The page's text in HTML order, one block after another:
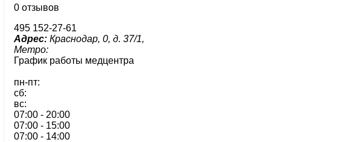
0 отзывов
495 152-27-61
Адрес: Краснодар, 0, д. 37/1,
Метро:
График работы медцентра
пн-пт:
сб:
вс:
07:00 - 20:00
07:00 - 15:00
07:00 - 14:00